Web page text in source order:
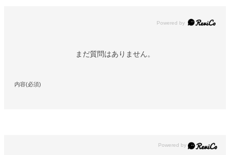
Powered by
まだ質問はありません。
内容(必須)